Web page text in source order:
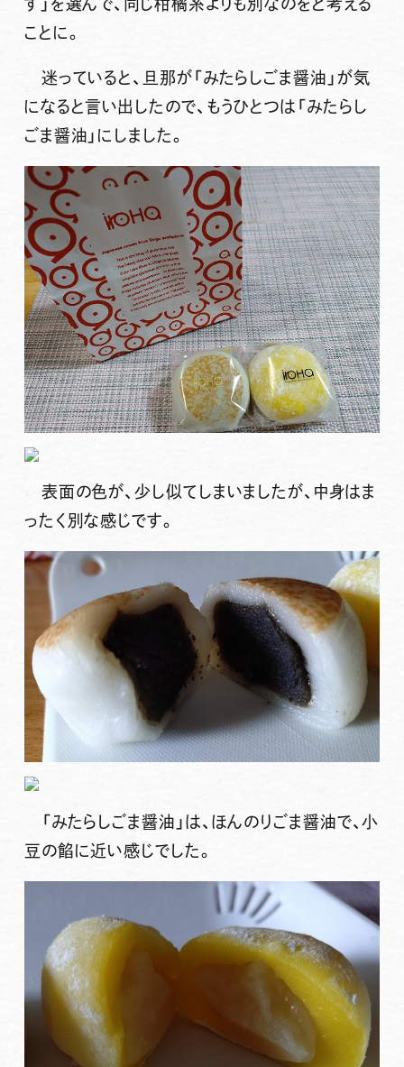
ず」を選んで、同じ柑橘系よりも別なのをと考える
ことに。
迷っていると、旦那が「みたらしごま醤油」が気
になると言い出したので、もうひとつは「みたらし
ごま醤油」にしました。
表面の色が、少し似てしまいましたが、中身はま
ったく別な感じです。
「みたらしごま醤油」は、ほんのりごま醤油で、小
豆の餡に近い感じでした。